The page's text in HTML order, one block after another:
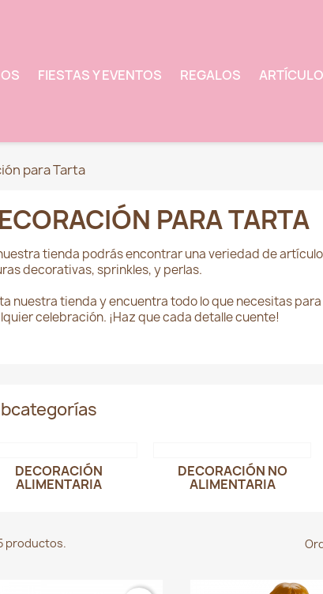
FIESTAS Y EVENTOS REGALOS
para Tarta
PARA TARTA
tienda podrás encontrar una veriedad de
decorativas, sprinkles, y perlas.
nuestra tienda y encuentra todo lo que necesitas
celebración. ¡Haz que cada detalle cuente!
DECORACIÓN
ALIMENTARIA
DECORACIÓN NO
ALIMENTARIA
productos.